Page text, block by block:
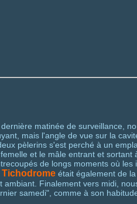
matinée de surveillance,
mais l'angle de vue sur la
pèlerins s'est perché à un
et le mâle entrant et
de longs moments où
Tichodromeétait également de la
ambiant. Finalement vers midi,
samedi", comme à son